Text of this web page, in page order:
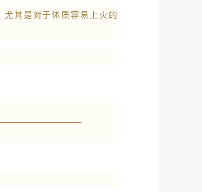
尤其是对于体质容易上火的